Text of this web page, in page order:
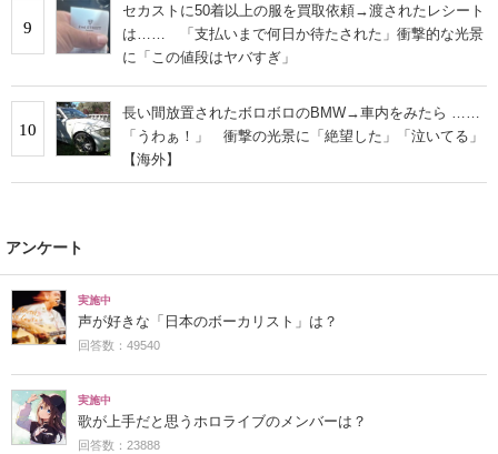
9
セカストに50着以上の服を買取依頼→渡されたレシート
は…… 「支払いまで何日か待たされた」衝撃的な光景
に「この値段はヤバすぎ」
10
長い間放置されたボロボロのBMW→車内をみたら ……
「うわぁ！」 衝撃の光景に「絶望した」「泣いてる」
【海外】
アンケート
実施中
声が好きな「日本のボーカリスト」は？
回答数：49540
実施中
歌が上手だと思うホロライブのメンバーは？
回答数：23888